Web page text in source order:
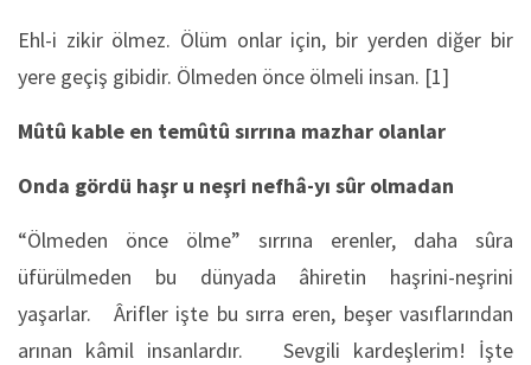
Ehl-i zikir ölmez. Ölüm onlar için, bir yerden diğer bir
yere geçiş gibidir. Ölmeden önce ölmeli insan. [1]
Mûtû kable en temûtû sırrına mazhar olanlar
Onda gördü haşr u neşri nefhâ-yı sûr olmadan
“Ölmeden önce ölme” sırrına erenler, daha sûra
üfürülmeden bu dünyada âhiretin haşrini-neşrini
yaşarlar. Ârifler işte bu sırra eren, beşer vasıflarından
arınan kâmil insanlardır. Sevgili kardeşlerim! İşte